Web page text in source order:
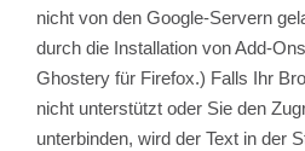
nicht von den Google-Servern
durch die Installation von Add-
Ghostery für Firefox.) Falls Ihr
nicht unterstützt oder Sie den
unterbinden, wird der Text in der